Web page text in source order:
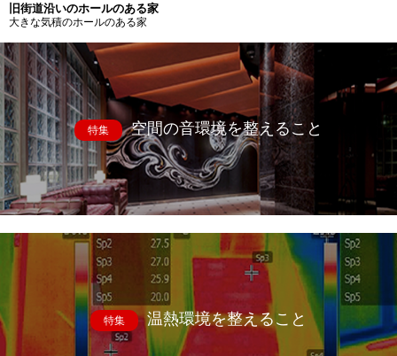
旧街道沿いのホールのある家
大きな気積のホールのある家
特集 空間の音環境を整えること
特集 温熱環境を整えること